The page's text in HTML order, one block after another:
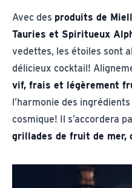
Avec des produits de
Tauries et Spiritueux
vedettes, les étoiles sont
délicieux cocktail!
vif, frais et légèrement
l’harmonie des
cosmique! Il s’accordera
grillades de fruit de mer,